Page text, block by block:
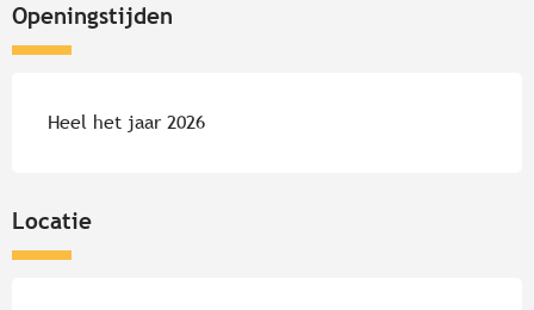
Openingstijden
Heel het jaar 2026
Locatie